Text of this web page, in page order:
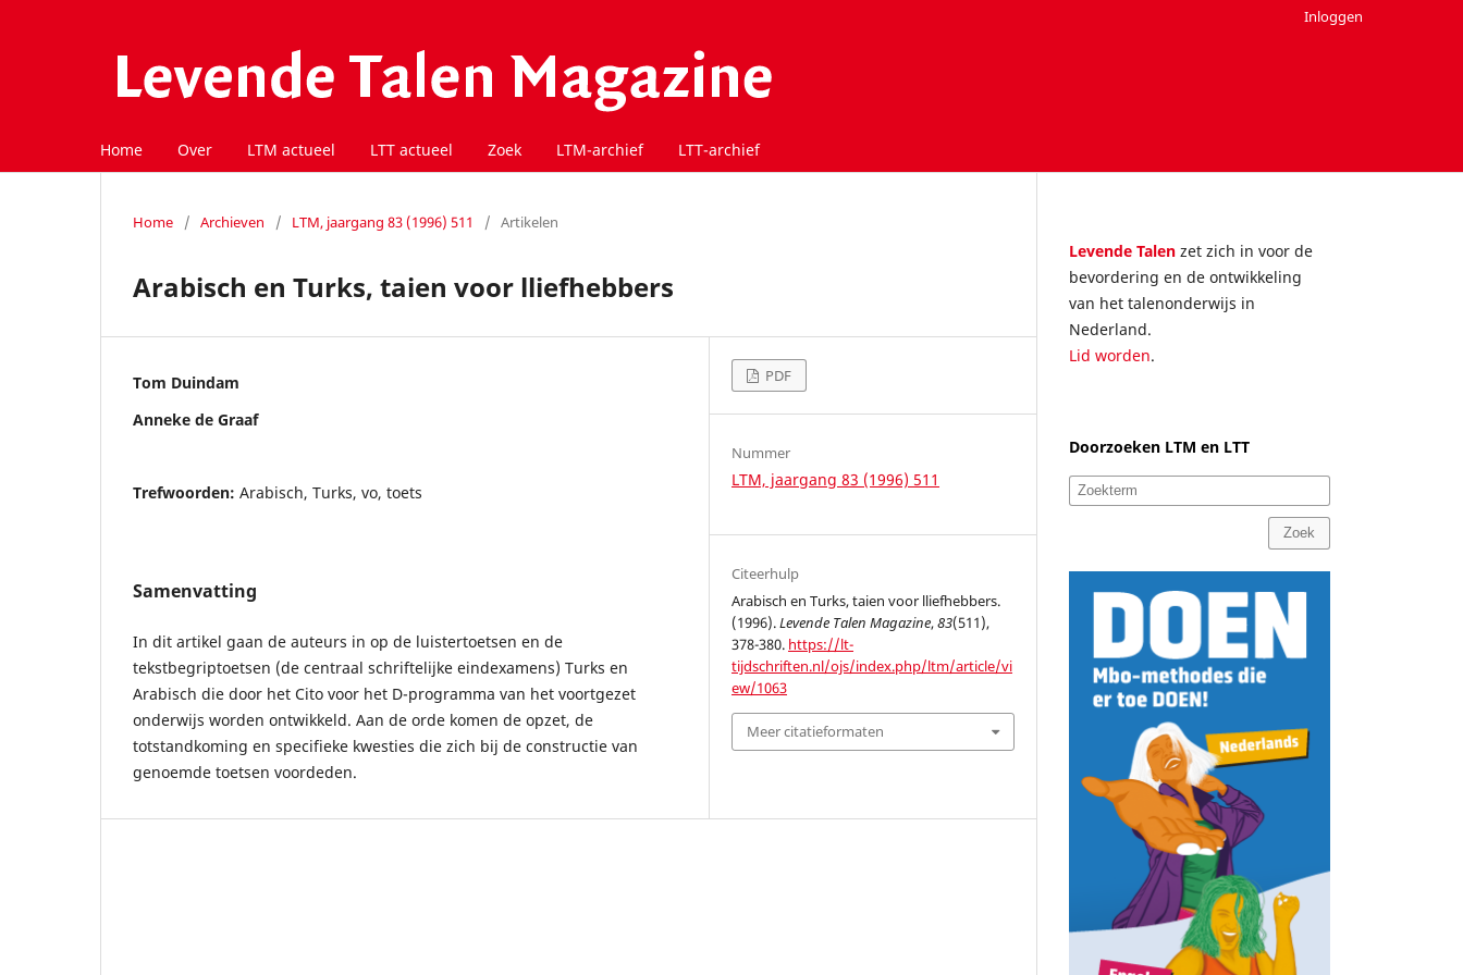
Home Over LTM actueel LTT actueel Zoek LTM-archief LTT-archief
Inloggen
Home / Archieven / LTM, jaargang 83 (1996) 511 / Artikelen
Arabisch en Turks, taien voor lliefhebbers
Tom Duindam
Anneke de Graaf
Trefwoorden: Arabisch, Turks, vo, toets
Samenvatting
In dit artikel gaan de auteurs in op de luistertoetsen en de
tekstbegriptoetsen (de centraal schriftelijke eindexamens) Turks en
Arabisch die door het Cito voor het D-programma van het voortgezet
onderwijs worden ontwikkeld. Aan de orde komen de opzet, de
totstandkoming en specifieke kwesties die zich bij de constructie van
genoemde toetsen voordeden.
PDF
Nummer
LTM, jaargang 83 (1996) 511
Citeerhulp
Arabisch en Turks, taien voor lliefhebbers.
(1996).Levende Talen Magazine,83(511),
378-380. https://lt-
tijdschriften.nl/ojs/index.php/ltm/article/vi
ew/1063
Meer citatieformaten
Levende Talen zet zich in voor de
bevordering en de ontwikkeling
van het talenonderwijs in
Nederland.
Lid worden.
Doorzoeken LTM en LTT
Zoek